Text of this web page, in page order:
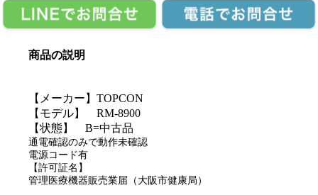
商品の説明
【メーカー】TOPCON
【モデル】 RM-8900
【状態】 B=中古品
通電確認のみで動作未確認
電源コード有
【許可証名】
管理医療機器販売業届（大阪市健康局）